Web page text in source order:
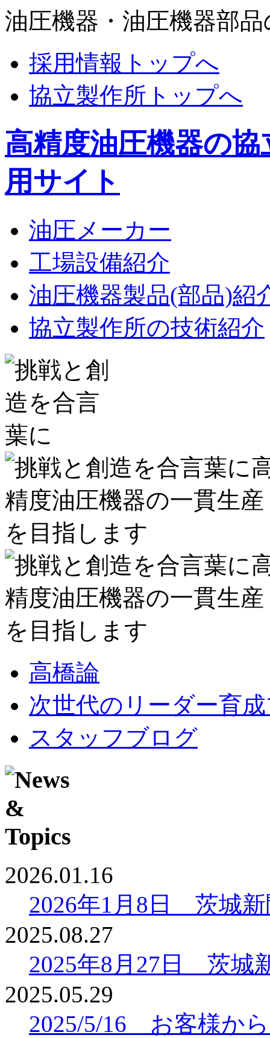
油圧機器・油圧機器部
採用情報トップへ
協立製作所トップへ
高精度油圧機器の
用サイト
油圧メーカー
工場設備紹介
油圧機器製品(部品)紹
協立製作所の技術紹介
高橋論
次世代のリーダー育
スタッフブログ
2026.01.16
2026年1月8日 茨城
2025.08.27
2025年8月27日 茨城
2025.05.29
2025/5/16 お客様か